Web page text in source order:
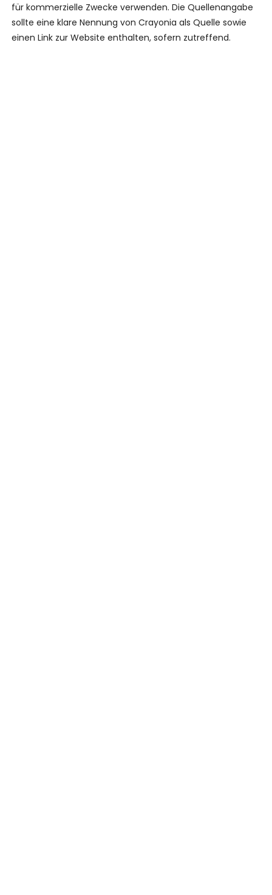
für kommerzielle Zwecke verwenden. Die Quellenangabe
sollte eine klare Nennung von Crayonia als Quelle sowie
einen Link zur Website enthalten, sofern zutreffend.